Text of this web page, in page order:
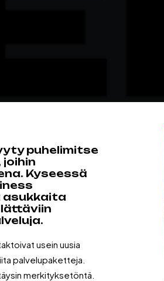
puhelimitse
joihin
Kyseessä
asukkaita
usein uusia
palvelupaketteja.
merkityksetöntä.